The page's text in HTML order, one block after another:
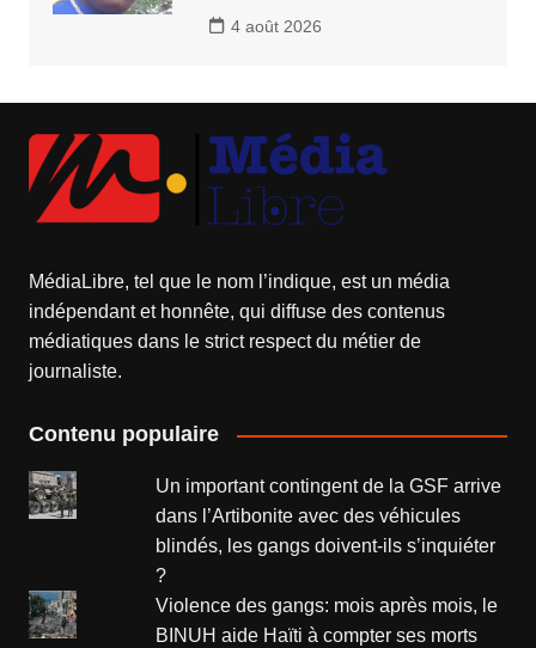
4 août 2026
MédiaLibre, tel que le nom l’indique, est un média
indépendant et honnête, qui diffuse des contenus
médiatiques dans le strict respect du métier de
journaliste.
Contenu populaire
Un important contingent de la GSF arrive
dans l’Artibonite avec des véhicules
blindés, les gangs doivent-ils s’inquiéter
?
Violence des gangs: mois après mois, le
BINUH aide Haïti à compter ses morts